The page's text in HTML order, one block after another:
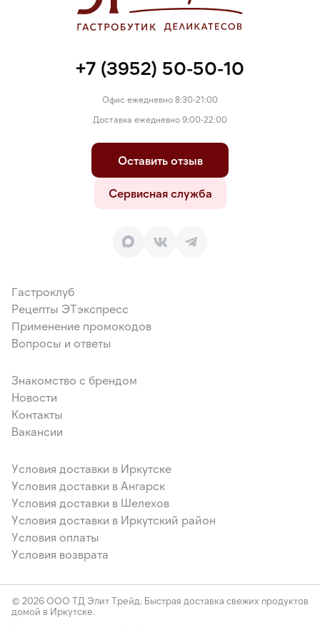
+7 (3952) 50-50-10
Офис ежедневно 8:30-21:00
Доставка ежедневно 9:00-22:00
Оставить отзыв
Сервисная служба
Гастроклуб
Рецепты ЭТэкспресс
Применение промокодов
Вопросы и ответы
Знакомство с брендом
Новости
Контакты
Вакансии
Условия доставки в Иркутске
Условия доставки в Ангарск
Условия доставки в Шелехов
Условия доставки в Иркутский район
Условия оплаты
Условия возврата
© 2026 ООО ТД Элит Трейд. Быстрая доставка свежих продуктов
домой в Иркутске.